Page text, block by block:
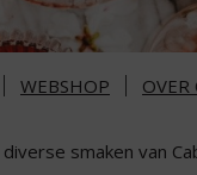
WEBSHOP OVER
diverse smaken van